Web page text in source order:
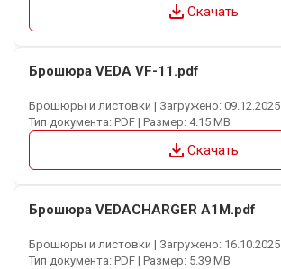
file_download Скачать
Брошюра VEDA VF-11.pdf
Брошюры и листовки | Загружено: 09.12.2025
Тип документа: PDF | Размер: 4.15 MB
file_download Скачать
Брошюра VEDACHARGER A1M.pdf
Брошюры и листовки | Загружено: 16.10.2025
Тип документа: PDF | Размер: 5.39 MB